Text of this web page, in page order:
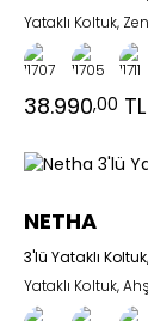
38.990,00 TL
NETHA
3'lü Yataklı
Yataklı Koltuk,